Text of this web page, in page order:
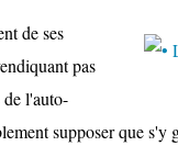
de ses
pas
l'auto-
supposer que s'y